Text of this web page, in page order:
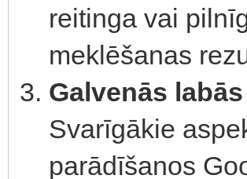
reitinga vai
meklēšanas
Galvenās
Svarīgākie
parādīšanos